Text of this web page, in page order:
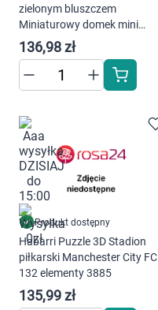
zielonym bluszczem
Miniaturowy domek mini
Book Nook CWGC203
136,98 zł
Produkt dostępny
Habarri Puzzle 3D Stadion
piłkarski Manchester City FC
132 elementy 3885
135,99 zł